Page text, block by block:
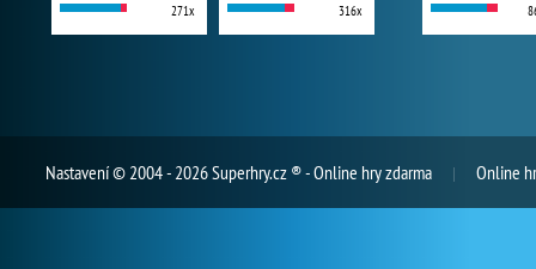
271x 316x
Nastavení© 2004 - 2026 Superhry.cz ® - Online hry zdarma Online